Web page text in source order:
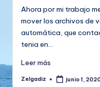
Ahora por mi trabajo
mover los archivos de
automática, que
tenia en…
Leer más
Publicado
Zelgadiz junio 1,